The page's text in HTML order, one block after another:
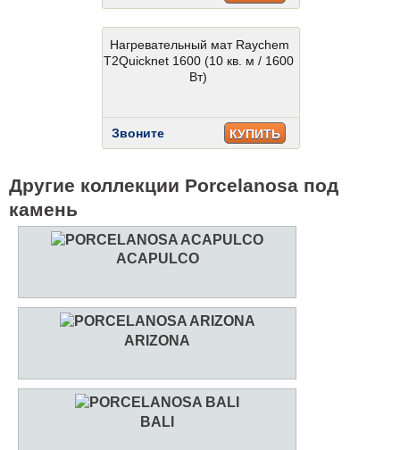
Нагревательный мат Raychem
T2Quicknet 1600 (10 кв. м / 1600
Вт)
Звоните КУПИТЬ
Другие коллекции Porcelanosa под
камень
ACAPULCO
ARIZONA
BALI